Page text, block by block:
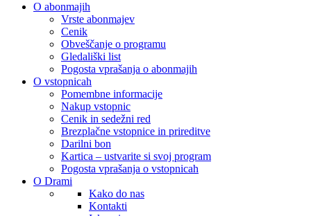
O abonmajih
Vrste abonmajev
Cenik
Obveščanje o programu
Gledališki list
Pogosta vprašanja o abonmajih
O vstopnicah
Pomembne informacije
Nakup vstopnic
Cenik in sedežni red
Brezplačne vstopnice in prireditve
Darilni bon
Kartica – ustvarite si svoj program
Pogosta vprašanja o vstopnicah
O Drami
Kako do nas
Kontakti